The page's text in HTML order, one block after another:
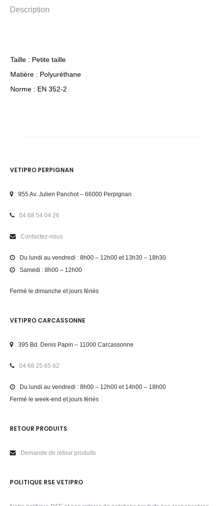
Description
Taille : Petite taille
Matière : Polyuréthane
Norme : EN 352-2
VETIPRO PERPIGNAN
955 Av. Julien Panchot – 66000 Perpignan
04 68 54 04 26
Contactez-nous
Du lundi au vendredi : 8h00 – 12h00 et 13h30 – 18h30
Samedi : 8h00 – 12h00
Fermé le dimanche et jours fériés
VETIPRO CARCASSONNE
395 Bd. Denis Papin – 11000 Carcassonne
04 68 25 65 62
Du lundi au vendredi : 8h00 – 12h00 et 14h00 – 18h00
Fermé le week-end et jours fériés
RETOUR PRODUITS
Demande de retour produits
POLITIQUE RSE VETIPRO